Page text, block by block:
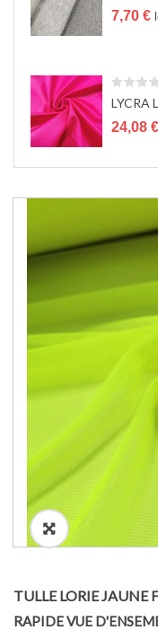
7,70 €
LYCRA
24,08 €
TULLE LORIE JAUNE
RAPIDE VUE